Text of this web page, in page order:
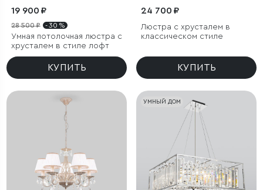
19 900 ₽
28 500 ₽ - 30 %
Умная потолочная люстра с
хрусталем в стиле лофт
КУПИТЬ
24 700 ₽
Люстра с хрусталем в
классическом стиле
КУПИТЬ
УМНЫЙ ДОМ